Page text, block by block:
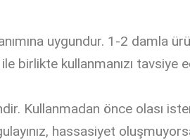
uygundur. 1-2 damla
ile birlikte kullanmanızı
Kullanmadan önce olası
hassasiyet